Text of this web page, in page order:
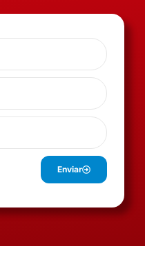
Enviar